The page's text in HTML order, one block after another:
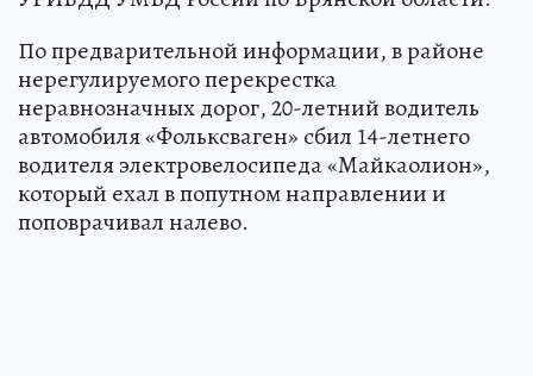
По предварительной информации, в районе
нерегулируемого перекрестка
неравнозначных дорог, 20-летний водитель
автомобиля «Фольксваген» сбил 14-летнего
водителя электровелосипеда «Mайкаолион»,
который ехал в попутном направлении и
поповрачивал налево.